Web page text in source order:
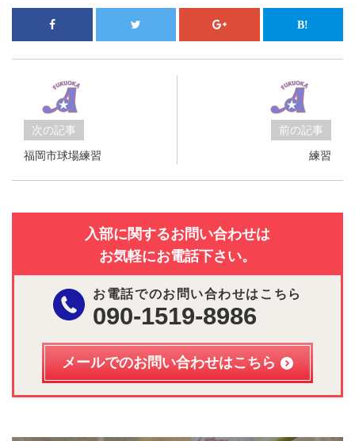
次の記事
福岡市球場練習
前の記事
練習
入部に関するお問い合わせは
お気軽にお電話下さい。
お電話でのお問い合わせはこちら
090-1519-8986
メールでのお問い合わせはこちら